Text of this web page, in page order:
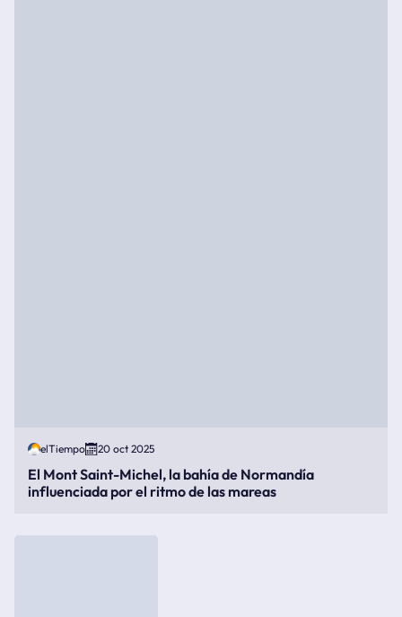
elTiempo 20 oct 2025
El Mont Saint-Michel, la bahía de Normandía
influenciada por el ritmo de las mareas